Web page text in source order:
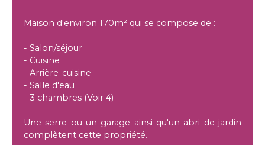
Maison d'environ 170m² qui se compose de :
- Salon/séjour
- Cuisine
- Arrière-cuisine
- Salle d'eau
- 3 chambres (Voir 4)
Une serre ou un garage ainsi qu'un abri de jardin
complètent cette propriété.